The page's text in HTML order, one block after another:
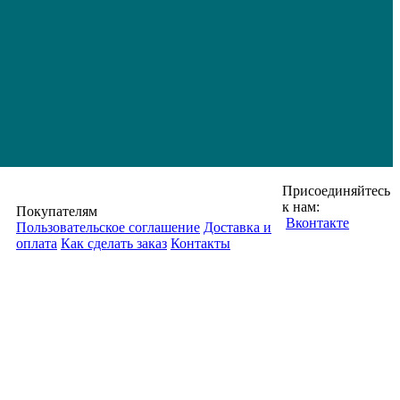
Покупателям
Пользовательское соглашение Доставка и
оплата Как сделать заказ Контакты
Присоединяйтесь
к нам:
Вконтакте